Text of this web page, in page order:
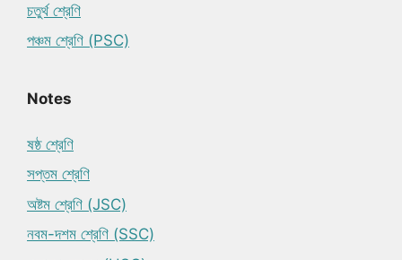
চতুর্থ শ্রেণি
পঞ্চম শ্রেণি (PSC)
Notes
ষষ্ঠ শ্রেণি
সপ্তম শ্রেণি
অষ্টম শ্রেণি (JSC)
নবম-দশম শ্রেণি (SSC)